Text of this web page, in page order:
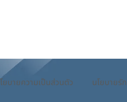
ยบายความเป็นส่วนตัว นโยบายรั